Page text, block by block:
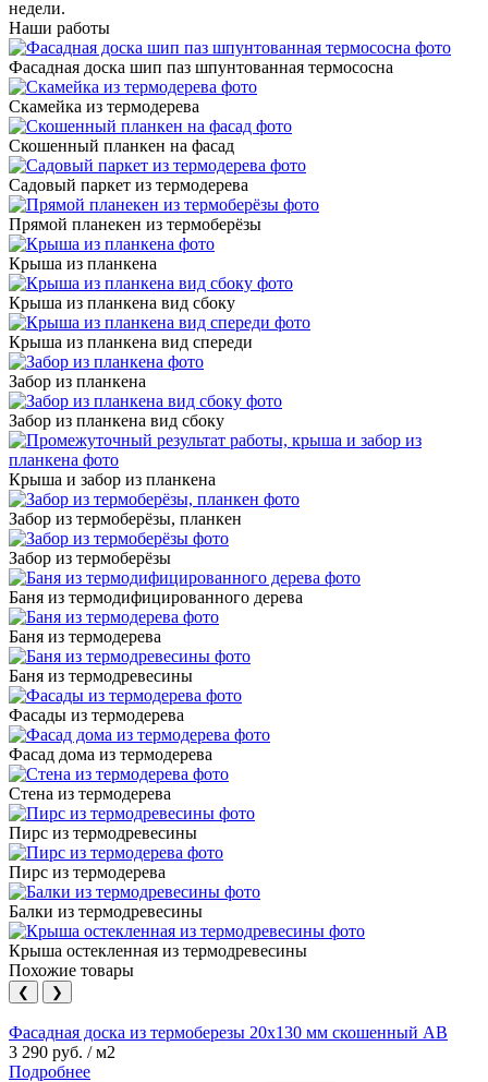
недели.
Наши работы
Фасадная доска шип паз шпунтованная термососна
Скамейка из термодерева
Скошенный планкен на фасад
Садовый паркет из термодерева
Прямой планекен из термоберёзы
Крыша из планкена
Крыша из планкена вид сбоку
Крыша из планкена вид спереди
Забор из планкена
Забор из планкена вид сбоку
Крыша и забор из планкена
Забор из термоберёзы, планкен
Забор из термоберёзы
Баня из термодифицированного дерева
Баня из термодерева
Баня из термодревесины
Фасады из термодерева
Фасад дома из термодерева
Стена из термодерева
Пирс из термодревесины
Пирс из термодерева
Балки из термодревесины
Крыша остекленная из термодревесины
Похожие товары
❮ ❯
Фасадная доска из термоберезы 20х130 мм скошенный АВ
3 290 руб. / м2
Подробнее